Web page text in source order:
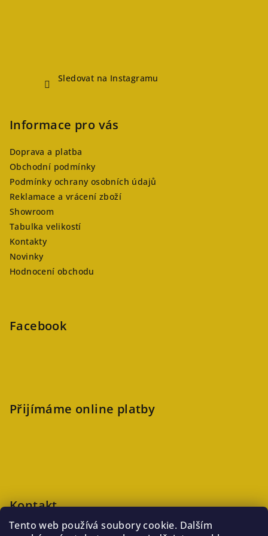
Tento web používá soubory cookie. Dalším
Sledovat na Instagramu
Informace pro vás
Doprava a platba
Obchodní podmínky
Podmínky ochrany osobních údajů
Reklamace a vrácení zboží
Showroom
Tabulka velikostí
Kontakty
Novinky
Hodnocení obchodu
Facebook
Přijímáme online platby
Kontakt
veronika @kaftanlicious.cz